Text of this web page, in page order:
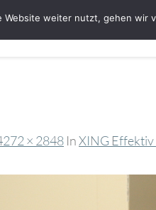
Startseite
× 2848 InXING
Website weiter nutzt, gehen wir